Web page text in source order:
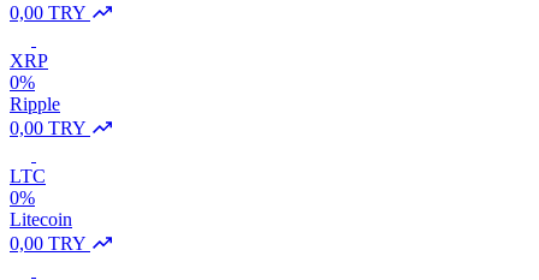
0,00 TRY
XRP
0%
Ripple
0,00 TRY
LTC
0%
Litecoin
0,00 TRY